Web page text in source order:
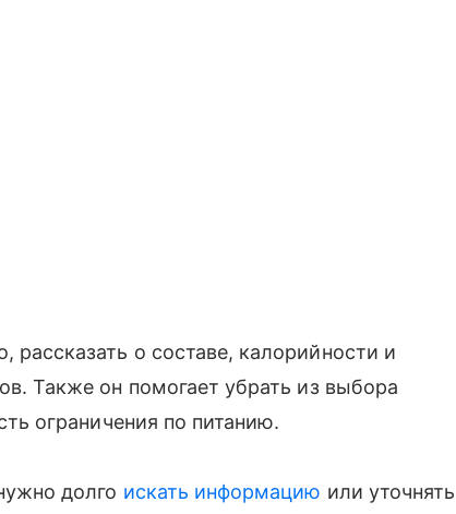
о составе, калорийности и
Также он помогает убрать из выбора
ограничения по питанию.
долго искать информацию или уточнять